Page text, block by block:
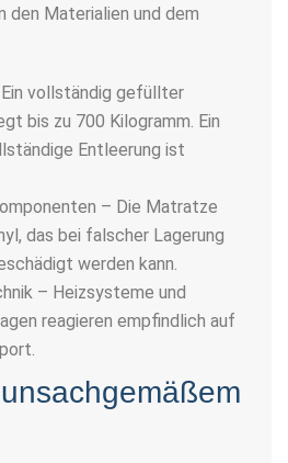
den Materialien und dem
vollständig gefüllter
bis zu 700 Kilogramm. Ein
Entleerung ist
– Die Matratze
das bei falscher Lagerung
werden kann.
– Heizsysteme und
reagieren empfindlich auf